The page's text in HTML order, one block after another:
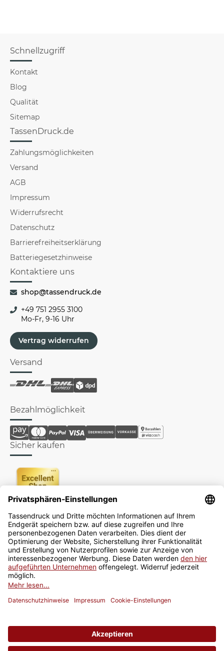
Schnellzugriff
Kontakt
Blog
Qualität
Sitemap
TassenDruck.de
Zahlungsmöglichkeiten
Versand
AGB
Impressum
Widerrufsrecht
Datenschutz
Barrierefreiheitserklärung
Batteriegesetzhinweise
Kontaktiere uns
shop@tassendruck.de
+49 751 2955 3100
Mo-Fr, 9-16 Uhr
Vertrag widerrufen
Versand
Bezahlmöglichkeit
Sicher kaufen
Newsletter